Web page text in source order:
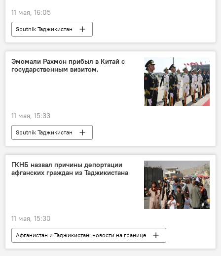
11 мая, 16:05
Sputnik Таджикистан
Эмомали Рахмон прибыл в Китай с
государственным визитом.
11 мая, 15:33
Sputnik Таджикистан
ГКНБ назвал причины депортации
афганских граждан из Таджикистана
11 мая, 15:30
Афганистан и Таджикистан: новости на границе
Таджикистан
Афганистан